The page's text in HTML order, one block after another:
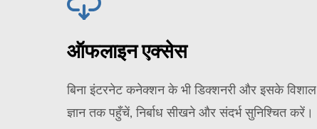
ऑफलाइन एक्सेस
बिना इंटरनेट कनेक्शन के भी डिक्शनरी और इसके विशाल
ज्ञान तक पहुँचें, निर्बाध सीखने और संदर्भ सुनिश्चित करें।